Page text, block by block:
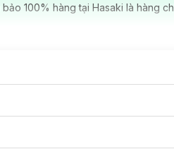
100% hàng tại Hasaki là hàng